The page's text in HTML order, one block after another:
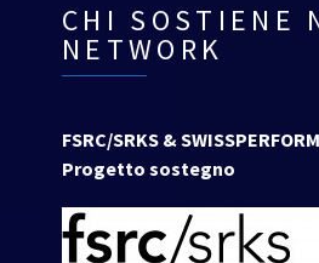
CHI SOSTIENE
NETWORK
FSRC/SRKS &
Progetto sostegno